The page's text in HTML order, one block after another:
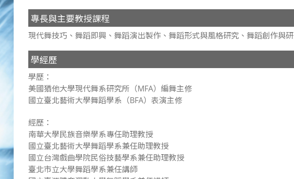
專長與主要教授課程
現代舞技巧、舞蹈即興、舞蹈演出製作、舞蹈形式與風格研究、舞蹈創作與
學經歷
學歷：
美國猶他大學現代舞系研究所（MFA）編舞主修
國立臺北藝術大學舞蹈學系（BFA）表演主修
經歷：
南華大學民族音樂學系專任助理教授
國立臺北藝術大學舞蹈學系兼任助理教授
國立台灣戲曲學院民俗技藝學系兼任助理教授
臺北市立大學舞蹈學系兼任講師